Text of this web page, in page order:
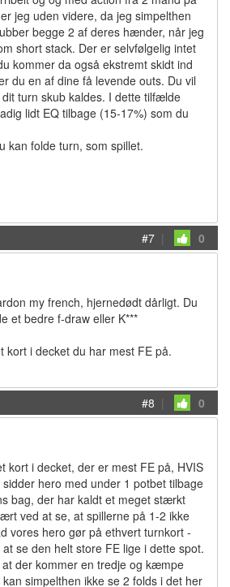
jeg uden videre, da jeg simpelthen
begge 2 af deres hænder, når jeg
short stack. Der er selvfølgelig intet
kommer da også ekstremt skidt ind
du en af dine få levende outs. Du vil
turn skub kaldes. I dette tilfælde
lidt EQ tilbage (15-17%) som du
kan folde turn, som spillet.
#7 | 0
my french, hjernedødt dårligt. Du
et bedre f-draw eller K***
i decket du har mest FE på.
#8 | 0
kort i decket, der er mest FE på, HVIS
hero med under 1 potbet tilbage
bag, der har kaldt et meget stærkt
ved at se, at spillerne på 1-2 ikke
vores hero gør på ethvert turnkort -
se den helt store FE lige i dette spot.
der kommer en tredje og kæmpe
simpelthen ikke se 2 folds i det her